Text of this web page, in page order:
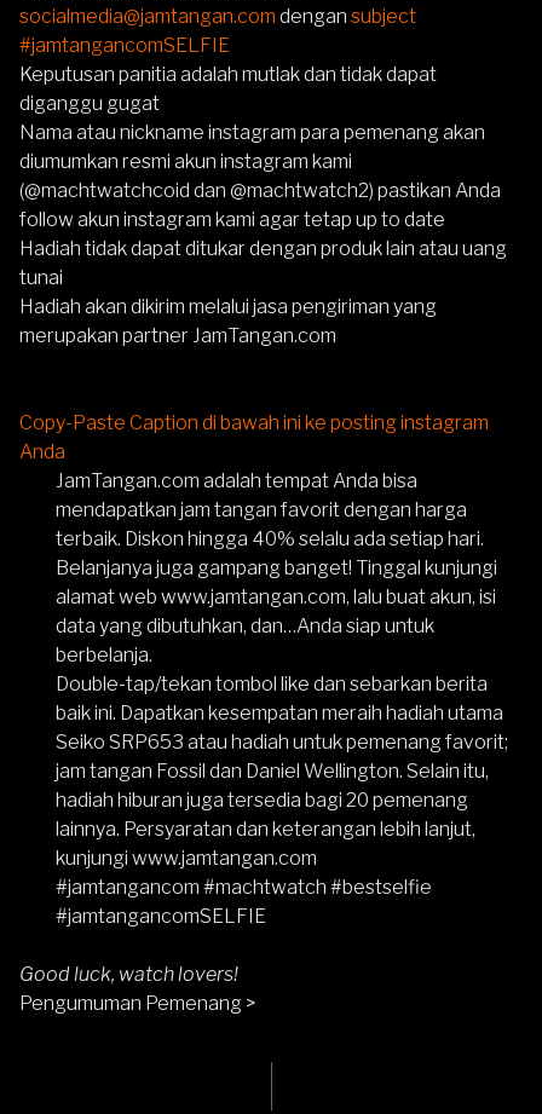
socialmedia@jamtangan.com dengan subject
#jamtangancomSELFIE
Keputusan panitia adalah mutlak dan tidak dapat
diganggu gugat
Nama atau nickname instagram para pemenang akan
diumumkan resmi akun instagram kami
(@machtwatchcoid dan @machtwatch2) pastikan Anda
follow akun instagram kami agar tetap up to date
Hadiah tidak dapat ditukar dengan produk lain atau uang
tunai
Hadiah akan dikirim melalui jasa pengiriman yang
merupakan partner JamTangan.com
Copy-Paste Caption di bawah ini ke posting instagram
Anda
JamTangan.com adalah tempat Anda bisa
mendapatkan jam tangan favorit dengan harga
terbaik. Diskon hingga 40% selalu ada setiap hari.
Belanjanya juga gampang banget! Tinggal kunjungi
alamat web www.jamtangan.com, lalu buat akun, isi
data yang dibutuhkan, dan…Anda siap untuk
berbelanja.
Double-tap/tekan tombol like dan sebarkan berita
baik ini. Dapatkan kesempatan meraih hadiah utama
Seiko SRP653 atau hadiah untuk pemenang favorit;
jam tangan Fossil dan Daniel Wellington. Selain itu,
hadiah hiburan juga tersedia bagi 20 pemenang
lainnya. Persyaratan dan keterangan lebih lanjut,
kunjungi www.jamtangan.com
#jamtangancom #machtwatch #bestselfie
#jamtangancomSELFIE
Good luck, watch lovers!
Pengumuman Pemenang >